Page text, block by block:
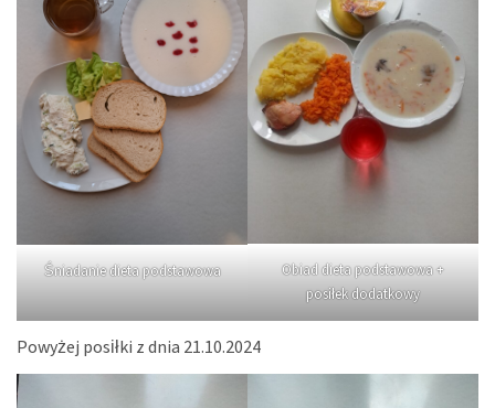
Śniadanie dieta podstawowa
Obiad dieta podstawowa +
posiłek dodatkowy
Powyżej posiłki z dnia 21.10.2024